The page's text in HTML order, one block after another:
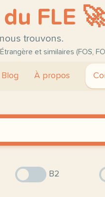
FLE 🚀
trouvons.
et similaires (FOS,
Blog À propos
B2